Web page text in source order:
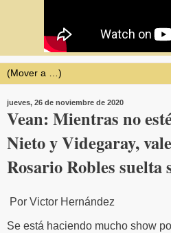
jueves, 26 de noviembre de 2020
Vean: Mientras no
Nieto y Videgaray,
Rosario Robles suelta
Por Victor Hernández
Se está haciendo mucho show